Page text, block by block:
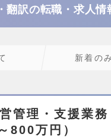
翻訳の転職・求人情
新着のみ
管理・支援業務
800万円）